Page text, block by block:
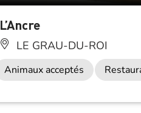
L’Ancre
LE GRAU-DU-ROI
Animaux acceptés